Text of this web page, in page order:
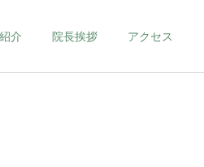
介 院長挨拶 アクセス